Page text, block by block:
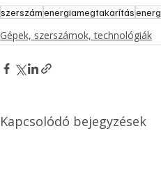
szerszámenergiamegtakarítás
Gépek, szerszámok, technológiák
Kapcsolódó bejegyzések